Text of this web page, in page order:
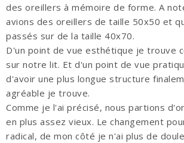
des oreillers à mémoire de forme. A
avions des oreillers de taille 50x50 et
passés sur de la taille 40x70.
D'un point de vue esthétique je trouve
sur notre lit. Et d'un point de vue
d'avoir une plus longue structure
agréable je trouve.
Comme je l'ai précisé, nous partions
en plus assez vieux. Le changement
radical, de mon côté je n'ai plus de